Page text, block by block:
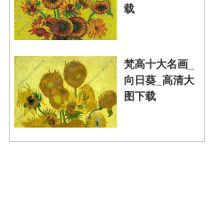
载
梵高十大名画_
向日葵_高清大
图下载